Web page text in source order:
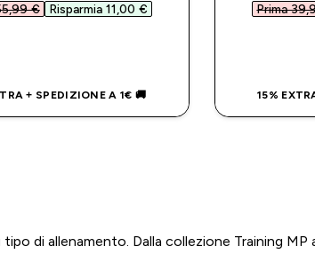
€‎ Risparmia 11,00 €‎
+ SPEDIZIONE A 1€ 🚚
Prima
15%
di allenamento. Dalla collezione Training MP